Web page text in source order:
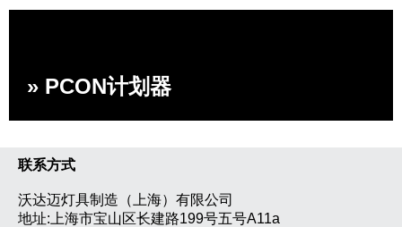
» PCON计划器
联系方式
沃达迈灯具制造（上海）有限公司
地址:上海市宝山区长建路199号五号A11a